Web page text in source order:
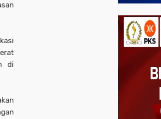
di